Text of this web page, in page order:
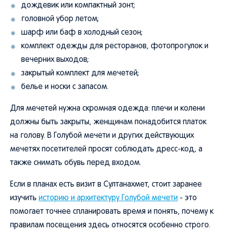
дождевик или компактный зонт;
головной убор летом;
шарф или баф в холодный сезон;
комплект одежды для ресторанов, фотопрогулок и
вечерних выходов;
закрытый комплект для мечетей;
белье и носки с запасом.
Для мечетей нужна скромная одежда: плечи и колени
должны быть закрыты, женщинам понадобится платок
на голову. В Голубой мечети и других действующих
мечетях посетителей просят соблюдать дресс-код, а
также снимать обувь перед входом.
Если в планах есть визит в Султанахмет, стоит заранее
изучить историю и архитектуру Голубой мечети - это
помогает точнее спланировать время и понять, почему к
правилам посещения здесь относятся особенно строго.